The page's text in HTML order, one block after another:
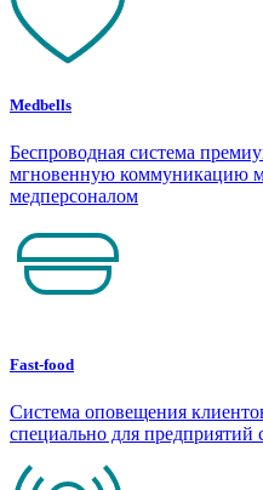
Medbells
Беспроводная система
мгновенную коммуникацию
медперсоналом
Fast-food
Система оповещения
специально для